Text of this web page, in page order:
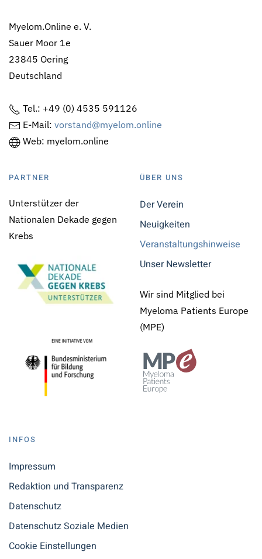
Myelom.Online e. V.
Sauer Moor 1e
23845 Oering
Deutschland
Tel.: +49 (0) 4535 591126
E-Mail: vorstand@myelom.online
Web: myelom.online
PARTNER
Unterstützer der
Nationalen Dekade gegen
Krebs
ÜBER UNS
Der Verein
Neuigkeiten
Veranstaltungshinweise
Unser Newsletter
Wir sind Mitglied bei
Myeloma Patients Europe
(MPE)
INFOS
Impressum
Redaktion und Transparenz
Datenschutz
Datenschutz Soziale Medien
Cookie Einstellungen